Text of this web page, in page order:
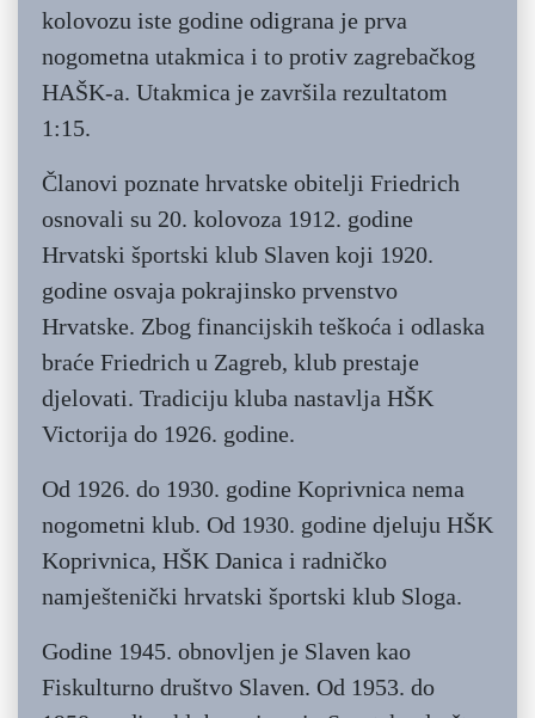
kolovozu iste godine odigrana je prva
nogometna utakmica i to protiv zagrebačkog
HAŠK-a. Utakmica je završila rezultatom
1:15.
Članovi poznate hrvatske obitelji Friedrich
osnovali su 20. kolovoza 1912. godine
Hrvatski športski klub Slaven koji 1920.
godine osvaja pokrajinsko prvenstvo
Hrvatske. Zbog financijskih teškoća i odlaska
braće Friedrich u Zagreb, klub prestaje
djelovati. Tradiciju kluba nastavlja HŠK
Victorija do 1926. godine.
Od 1926. do 1930. godine Koprivnica nema
nogometni klub. Od 1930. godine djeluju HŠK
Koprivnica, HŠK Danica i radničko
namještenički hrvatski športski klub Sloga.
Godine 1945. obnovljen je Slaven kao
Fiskulturno društvo Slaven. Od 1953. do